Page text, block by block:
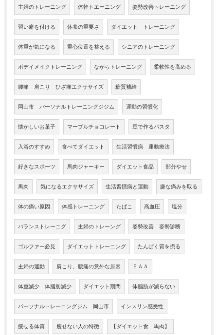
主婦のトレーニング 体幹トエーニング 姿勢改善トレーニング
習い癖を付ける 休養の重要さ ダイエット トレーニング
体重が気になる 重心位置を整える シニアのトレーニング
ボデイメイクトレーニング ながらトレーニング 柔軟性を高める
腰痛 肩こり ひざ痛エクササイズ 糖質補給
岡山市 パーソナルトレーニングジジム 運動の習慣化
懐かしいお菓子 マーブルチョコレート 豆で作るパスタ
入浴のすすめ 食べてダイエット 生活習慣病 運動療法
好きなスポーツ 馬肉ジャーキー ダイエット食品 部分やせ
馬肉 気になるエクササイズ 生活習慣病と運動 嫌な痛みを取る
体の痛い原因 体感トレーニング たばこ 高血圧 塩分
バランストレーニグ 主婦のトレーング 姿勢改善 姿勢診断
ゴルファー必見 ダイエゥトトレーニング たんぱく質を摂る
主婦の運動 肩こり、腰痛の意外な原因 ＥＡＡ
体重減少 体脂肪減少 ダイエット期間 体脂肪が減らない
パーソナルトレーニングジム 岡山市 インスリン感受性
痩せる体質 瘦せない人の特徴 【ダイエット食 馬肉】